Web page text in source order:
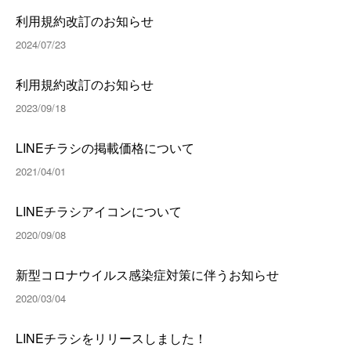
利用規約改訂のお知らせ
2024/07/23
利用規約改訂のお知らせ
2023/09/18
LINEチラシの掲載価格について
2021/04/01
LINEチラシアイコンについて
2020/09/08
新型コロナウイルス感染症対策に伴うお知らせ
2020/03/04
LINEチラシをリリースしました！